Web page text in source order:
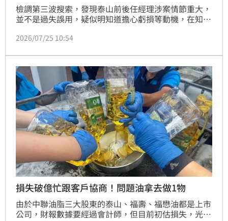
檢調第三波搜索，發現泰山前後任經理涉案情節重大，
並不是過失誤用，疑似明知道擔心虧損等動機，在知道
是，就在檢調發動聲押前一天（24日），泰山董事長劉
龍向外界說明，油品風暴發生後「營收減少泰山賠得
起，但消費者信心我們賠不起」，不料記者會結束不到
一天，檢調的搜索結果就狠狠打了泰山經營團隊一記耳
光！前任與現任兩
2026/07/25 10:54
損失破億忙跟客戶協商！問題油拿去做1物
由於中聯油脂三大股東的泰山、福壽、福懋油都是上市
公司，財報數據要經過會計師，但目前初估損失，光是